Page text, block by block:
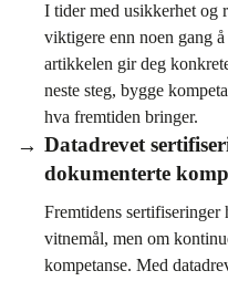
I tider med usikkerhet og
viktigere enn noen gang
artikkelen gir deg
neste steg, bygge
hva fremtiden bringer.
Datadrevet
dokumenterte
Fremtidens
vitnemål, men om
kompetanse. Med